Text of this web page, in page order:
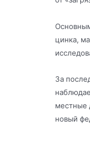
цинка,
За
местные
новый